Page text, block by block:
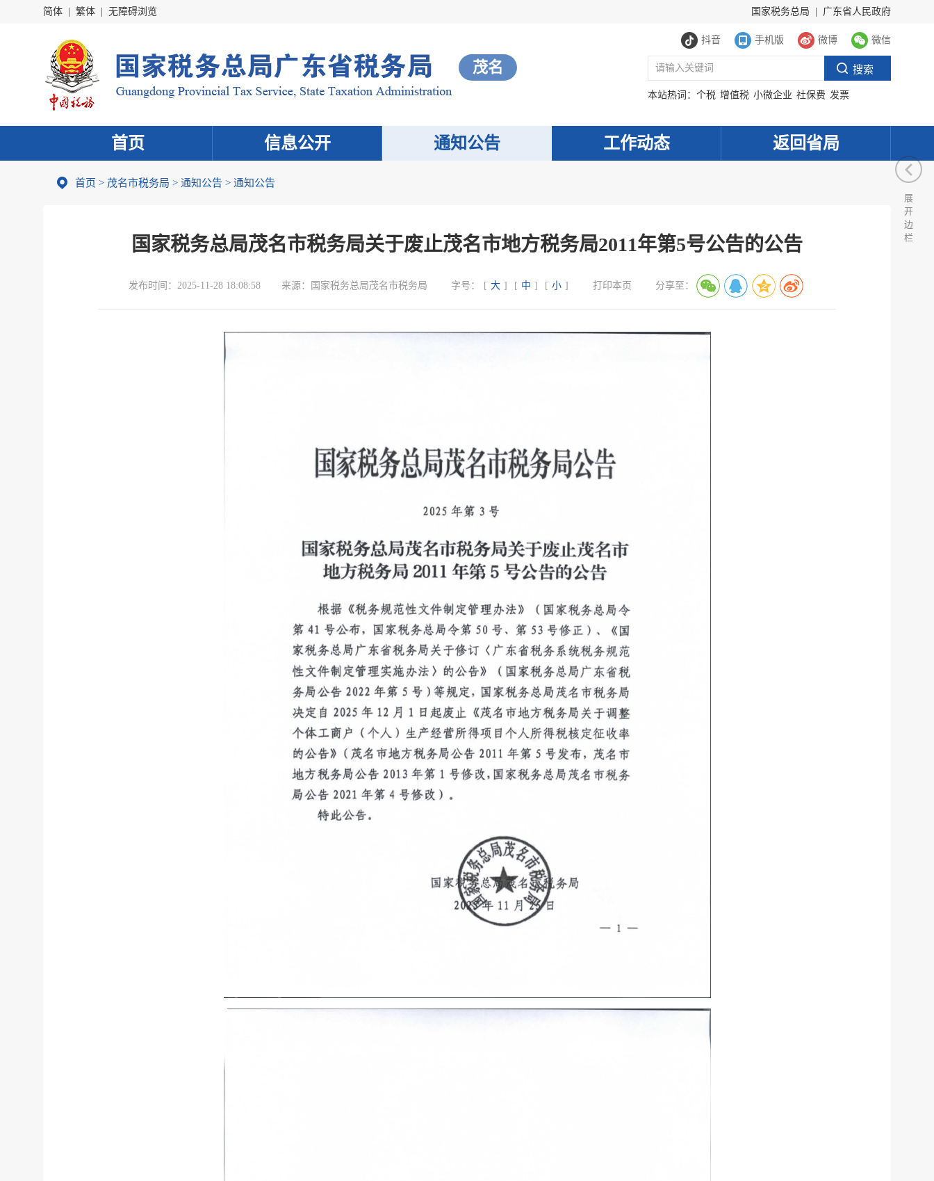
简体 繁体 无障碍浏览 国家税务总局 广东省人民政府
抖音 手机版 微博 微信
茂名
本站热词： 个税 增值税 小微企业 社保费 发票
首页 信息公开 通知公告 工作动态 返回省局
首页 > 茂名市税务局 > 通知公告 > 通知公告
国家税务总局茂名市税务局关于废止茂名市地方税务局2011年第5号公告的公告
发布时间： 2025-11-28 18:08:58 来源： 国家税务总局茂名市税务局 字号： [ 大 ] [ 中 ] [ 小 ] 打印本页 分享至：
展
开
边
栏